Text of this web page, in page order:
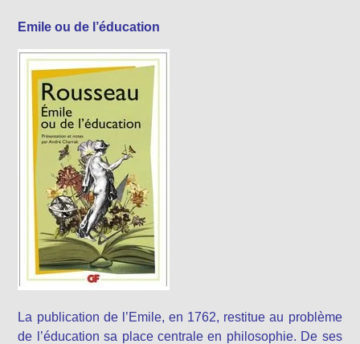
Emile ou de l’éducation
La publication de l’Emile, en 1762, restitue au problème
de l’éducation sa place centrale en philosophie. De ses